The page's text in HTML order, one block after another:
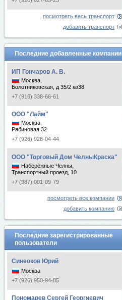
посмотреть весь транспорт
добавить транспорт
Последние добавленные компании
ИП Гончаров А. В.
Москва,
Болотниковская, д 35/2 кв38
+7 (916) 338-66-61
ООО "Лайм"
Москва,
Рябиновая 32
+7 (926) 928-04-44
ООО "Торговый Дом ЧелныКраска"
Набережные Челны,
Транспортный проезд, 10
+7 (987) 001-09-79
посмотреть все компании
добавить компанию
Последние зарегистрированные
пользователи
Синеоков Юрий
Москва
+7 (926) 950-94-85
Пономарев Сергей Георгиевич